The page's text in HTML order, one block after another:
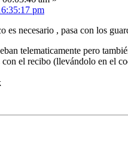
pm
es necesario , pasa con los
telematicamente pero
con el recibo (llevándolo en el